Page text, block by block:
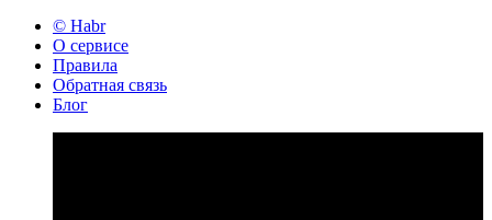
© Habr
О сервисе
Правила
Обратная связь
Блог